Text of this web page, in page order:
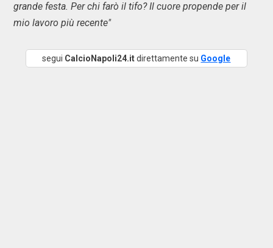
grande festa. Per chi farò il tifo? Il cuore propende per il
mio lavoro più recente"
segui CalcioNapoli24.itdirettamente su Google